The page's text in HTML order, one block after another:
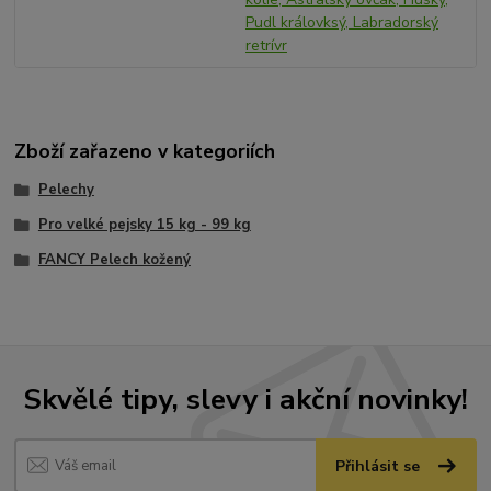
Pudl královksý, Labradorský
retrívr
Zboží zařazeno v kategoriích
Pelechy
Pro velké pejsky 15 kg - 99 kg
FANCY Pelech kožený
Skvělé tipy, slevy i akční novinky!
Přihlásit se